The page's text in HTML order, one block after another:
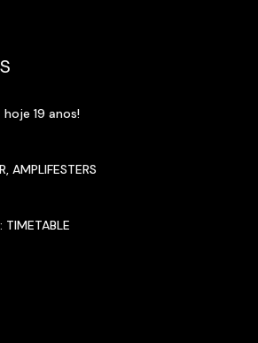
19 anos!
AMPLIFESTERS